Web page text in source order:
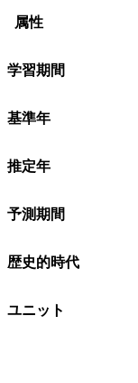
属性
学習期間
基準年
推定年
予測期間
歴史的時代
ユニット